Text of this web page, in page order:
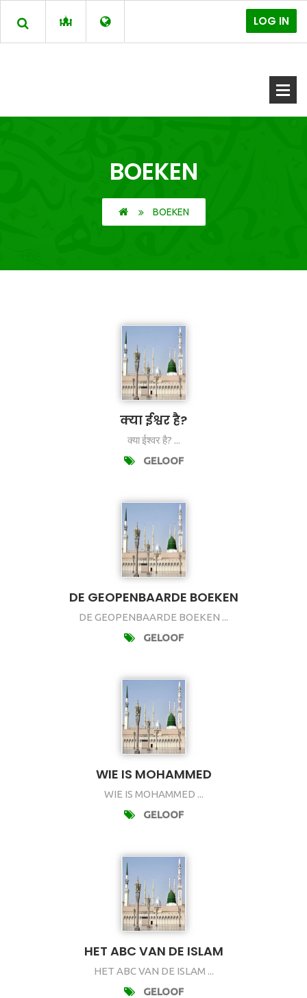
LOG IN
BOEKEN
BOEKEN
क्या ईश्वर है?
क्या ईश्वर है? ...
GELOOF
DE GEOPENBAARDE BOEKEN
DE GEOPENBAARDE BOEKEN ...
GELOOF
WIE IS MOHAMMED
WIE IS MOHAMMED ...
GELOOF
HET ABC VAN DE ISLAM
HET ABC VAN DE ISLAM ...
GELOOF